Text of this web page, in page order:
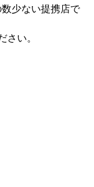
少ない提携店で
さい。